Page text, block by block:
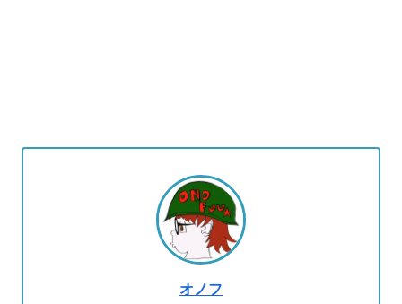
オノフ